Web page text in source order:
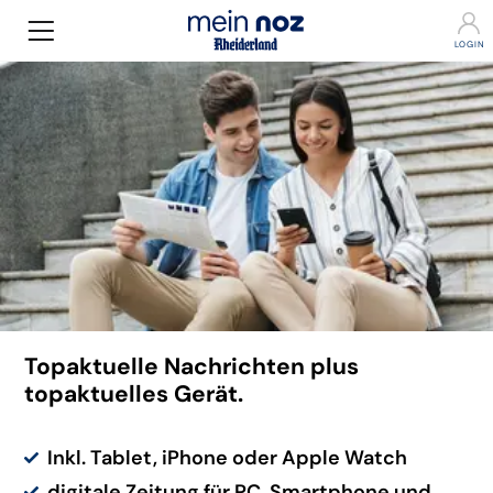
Topaktuelle Nachrichten plus
topaktuelles Gerät.
Inkl. Tablet, iPhone oder Apple Watch